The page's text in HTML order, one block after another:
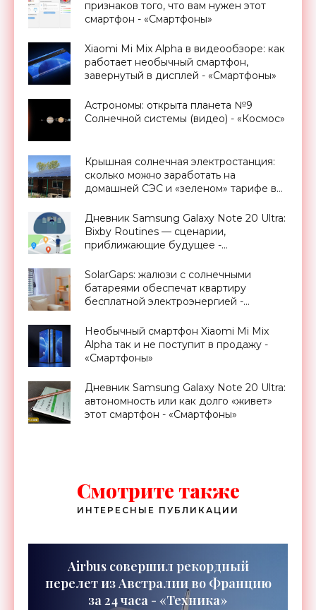
признаков того, что вам нужен этот
смартфон - «Смартфоны»
Xiaomi Mi Mix Alpha в видеообзоре: как
работает необычный смартфон,
завернутый в дисплей - «Смартфоны»
Астрономы: открыта планета №9
Солнечной системы (видео) - «Космос»
Крышная солнечная электростанция:
сколько можно заработать на
домашней СЭС и «зеленом» тарифе в
Дневник Samsung Galaxy Note 20 Ultra:
Bixby Routines — сценарии,
приближающие будущее -
SolarGaps: жалюзи с солнечными
батареями обеспечат квартиру
бесплатной электроэнергией -
Необычный смартфон Xiaomi Mi Mix
Alpha так и не поступит в продажу -
«Смартфоны»
Дневник Samsung Galaxy Note 20 Ultra:
автономность или как долго «живет»
этот смартфон - «Смартфоны»
Смотрите также
ИНТЕРЕСНЫЕ ПУБЛИКАЦИИ
Airbus совершил рекордный
перелет из Австралии во Францию
за 24 часа - «Техника»